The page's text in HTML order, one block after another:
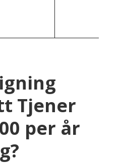
Tjener
per år